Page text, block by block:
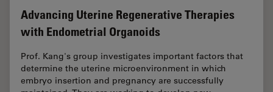
Advancing Uterine Regenerative Therapies
with Endometrial Organoids
Prof. Kang's group investigates important factors that
determine the uterine microenvironment in which
embryo insertion and pregnancy are successfully